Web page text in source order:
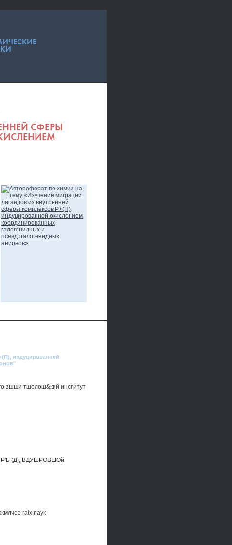
СФЕРЫ
индуцированной
зшши тшолош&кий институт
(Д), ВДУШРОВШОй
raix паук